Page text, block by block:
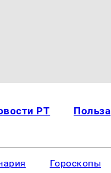
РТ Польза
Гороскопы